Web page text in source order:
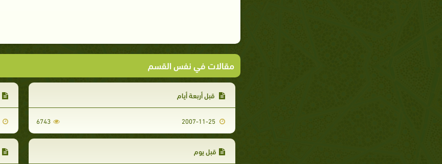
مقالات في نفس القسم
قبل أربعة أيام‏
2007-11-25
6743
قبل يوم‏